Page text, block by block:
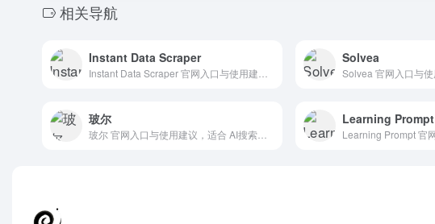
相关导航
Instant Data Scraper Solvea
玻尔 Learning Prompt